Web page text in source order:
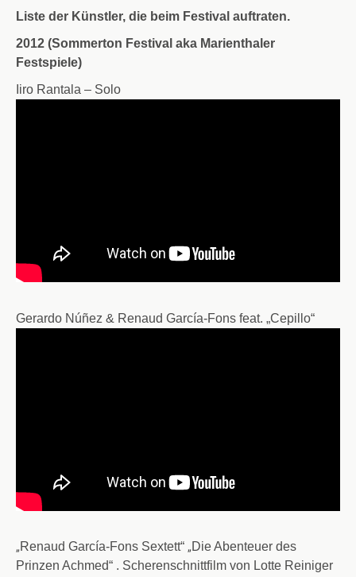
Liste der Künstler, die beim Festival auftraten.
2012 (Sommerton Festival aka Marienthaler
Festspiele)
Iiro Rantala – Solo
Gerardo Núñez & Renaud García-Fons feat. „Cepillo“
„Renaud García-Fons Sextett“ „Die Abenteuer des
Prinzen Achmed“ . Scherenschnittfilm von Lotte Reiniger